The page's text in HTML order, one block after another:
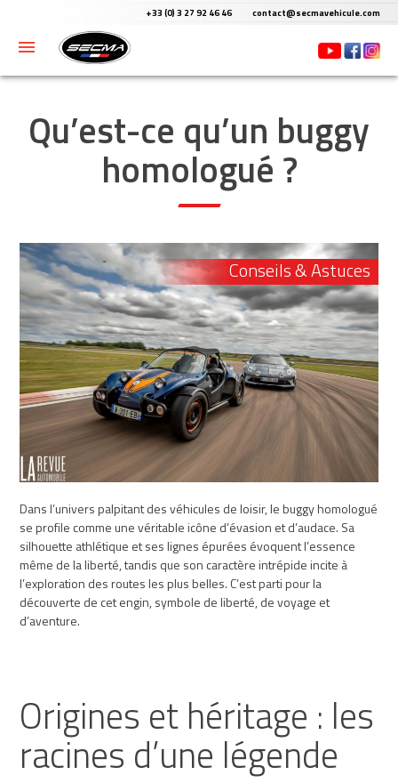
content
+33 (0) 3 27 92 46 46 contact@secmavehicule.com
menu
Qu’est-ce qu’un buggy
homologué ?
Conseils & Astuces
Dans l’univers palpitant des véhicules de loisir, le buggy homologué
se profile comme une véritable icône d’évasion et d’audace. Sa
silhouette athlétique et ses lignes épurées évoquent l’essence
même de la liberté, tandis que son caractère intrépide incite à
l’exploration des routes les plus belles. C’est parti pour la
découverte de cet engin, symbole de liberté, de voyage et
d’aventure.
Origines et héritage : les
racines d’une légende